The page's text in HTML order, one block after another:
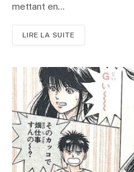
mettant en…
LIRE LA SUITE